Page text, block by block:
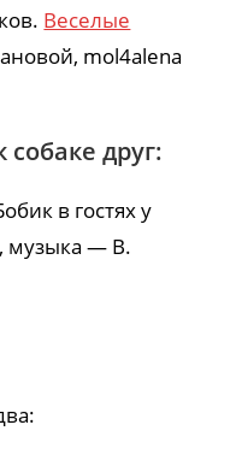
Веселые
mol4alena
друг:
в гостях у
музыка — В.